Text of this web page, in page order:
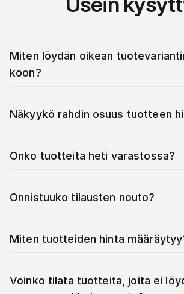
Miten löydän oikean
koon?
Näkyykö rahdin osuus tuotteen
Onko tuotteita heti varastossa?
Onnistuuko tilausten nouto?
Miten tuotteiden hinta
Voinko tilata tuotteita, joita ei